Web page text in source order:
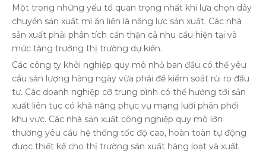
Một trong những yếu tố quan trọng nhất khi lựa chọn dây
chuyền sản xuất mì ăn liền là năng lực sản xuất. Các nhà
sản xuất phải phân tích cẩn thận cả nhu cầu hiện tại và
mức tăng trưởng thị trường dự kiến.
Các công ty khởi nghiệp quy mô nhỏ ban đầu có thể yêu
cầu sản lượng hàng ngày vừa phải để kiểm soát rủi ro đầu
tư. Các doanh nghiệp cỡ trung bình có thể hướng tới sản
xuất liên tục có khả năng phục vụ mạng lưới phân phối
khu vực. Các nhà sản xuất công nghiệp quy mô lớn
thường yêu cầu hệ thống tốc độ cao, hoàn toàn tự động
được thiết kế cho thị trường sản xuất hàng loạt và xuất